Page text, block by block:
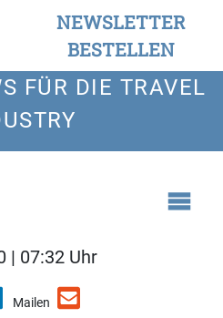
NEWSLETTER
BESTELLEN
FÜR DIE TRAVEL
| 07:32 Uhr
Mailen